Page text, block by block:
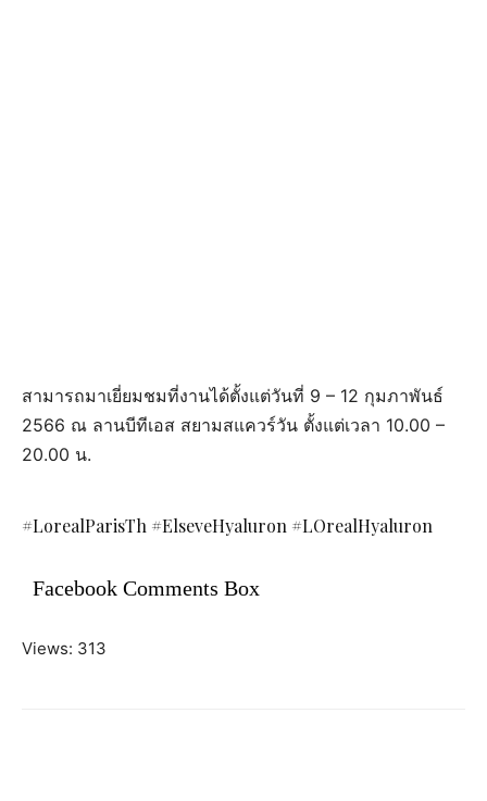
สามารถมาเยี่ยมชมที่งานได้ตั้งแต่วันที่ 9 – 12 กุมภาพันธ์
2566 ณ ลานบีทีเอส สยามสแควร์วัน ตั้งแต่เวลา 10.00 –
20.00 น.
#LorealParisTh #ElseveHyaluron #LOrealHyaluron
Facebook Comments Box
Views: 313